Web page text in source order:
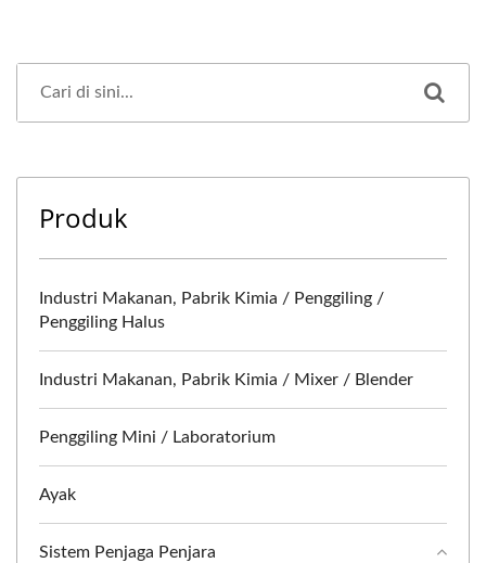
Produk
Industri Makanan, Pabrik Kimia / Penggiling /
Penggiling Halus
Industri Makanan, Pabrik Kimia / Mixer / Blender
Penggiling Mini / Laboratorium
Ayak
Sistem Penjaga Penjara